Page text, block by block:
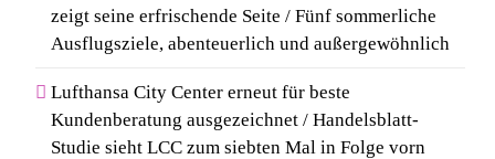
zeigt seine erfrischende Seite / Fünf sommerliche
Ausflugsziele, abenteuerlich und außergewöhnlich
Lufthansa City Center erneut für beste
Kundenberatung ausgezeichnet / Handelsblatt-
Studie sieht LCC zum siebten Mal in Folge vorn